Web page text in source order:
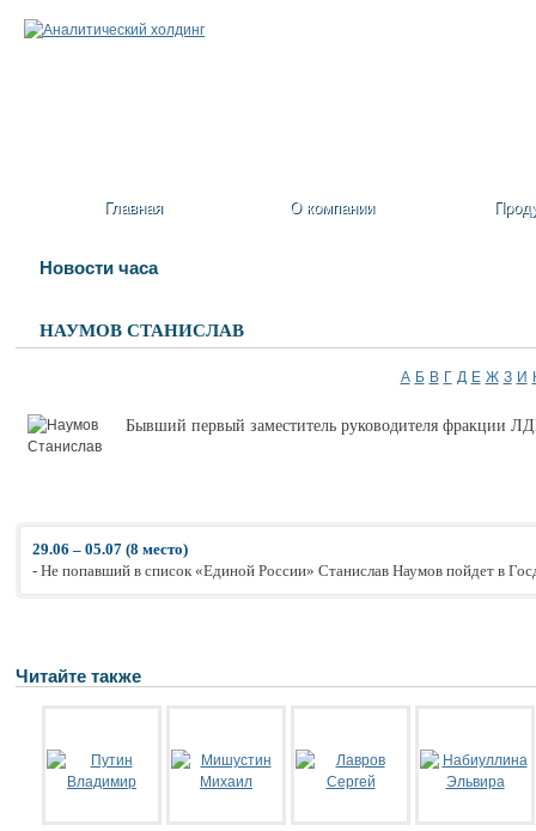
Главная О компании
Новости часа
НАУМОВ СТАНИСЛАВ
А Б В Г Д Е Ж З И
Бывший первый заместитель руководителя фракции
29.06 – 05.07 (8 место)
- Не попавший в список «Единой России» Станислав Наумов пойдет в
Читайте также